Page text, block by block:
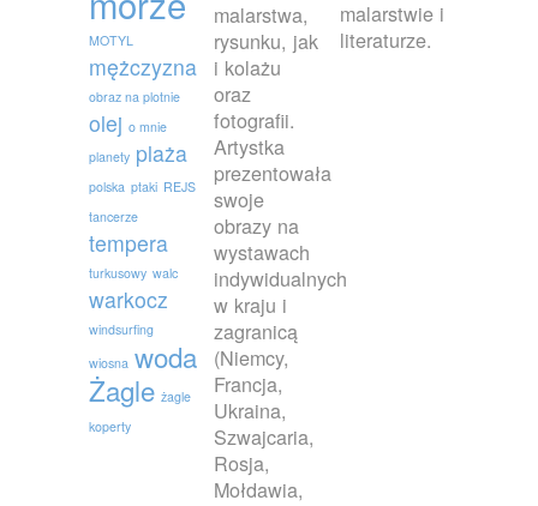
MOTYL
mężczyzna
obraz na plotnie
olej o mnie
planety plaża
polska ptaki REJS
tancerze
tempera
turkusowy walc
warkocz
windsurfing
wiosna woda
Żagle żagle
koperty
malarstwa,
rysunku, jak
i kolażu
oraz
fotografii.
Artystka
prezentowała
swoje
obrazy na
wystawach
indywidualnych
w kraju i
zagranicą
(Niemcy,
Francja,
Ukraina,
Szwajcaria,
Rosja,
Mołdawia,
malarstwie i
literaturze.